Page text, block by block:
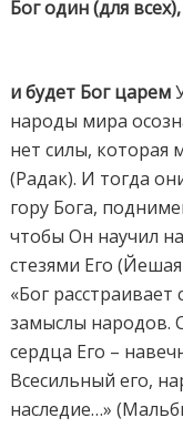
Бог один (для
и будет Бог царем
народы мира
нет силы, которая
(Радак). И тогда
гору Бога,
чтобы Он научил
стезями Его
«Бог
замыслы народов.
сердца Его –
Всесильный его,
наследие…»